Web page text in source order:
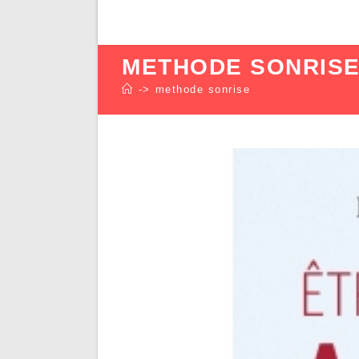
METHODE
-> methode sonrise